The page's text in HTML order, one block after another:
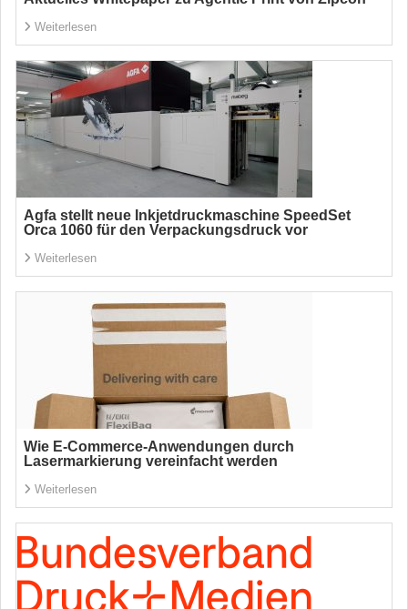
Weiterlesen
Agfa stellt neue Inkjetdruckmaschine SpeedSet
Orca 1060 für den Verpackungsdruck vor
Weiterlesen
Wie E-Commerce-Anwendungen durch
Lasermarkierung vereinfacht werden
Weiterlesen